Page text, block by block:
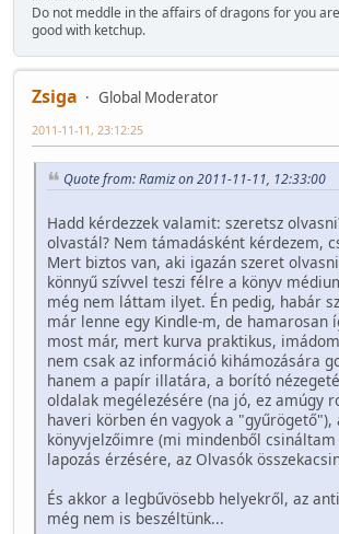
Do not meddle in the affairs of dragons for you
good with ketchup.
Zsiga
Global Moderator
2011-11-11, 23:12:25
Quote from: Ramiz on 2011-11-11, 12:33:00
Hadd kérdezzek valamit: szeretsz
olvastál? Nem támadásként kérdezem,
Mert biztos van, aki igazán szeret
könnyű szívvel teszi félre a könyv
még nem láttam ilyet. Én pedig, habár
már lenne egy Kindle-m, de hamarosan
most már, mert kurva praktikus,
nem csak az információ kihámozására
hanem a papír illatára, a borító
oldalak megélezésére (na jó, ez amúgy
haveri körben én vagyok a "gyűrögető"),
könyvjelzőimre (mi mindenből
lapozás érzésére, az Olvasók
És akkor a legbűvösebb helyekről, az
még nem is beszéltünk...